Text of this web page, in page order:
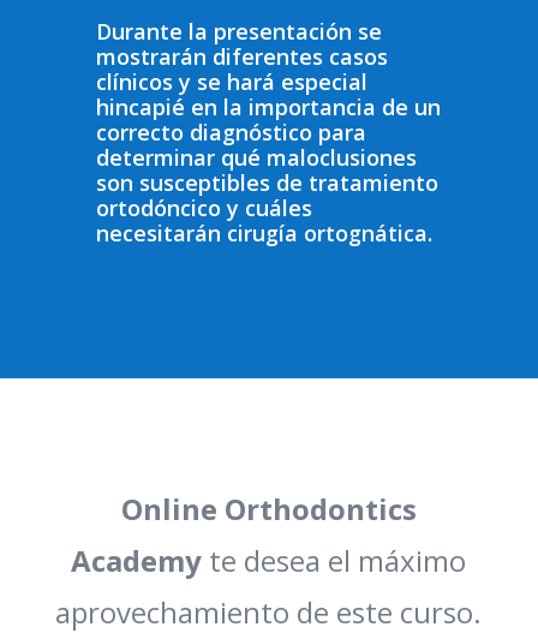
Durante la presentación se
mostrarán diferentes casos
clínicos y se hará especial
hincapié en la importancia de un
correcto diagnóstico para
determinar qué maloclusiones
son susceptibles de tratamiento
ortodóncico y cuáles
necesitarán cirugía ortognática.
Online Orthodontics
Academy te desea el máximo
aprovechamiento de este curso.